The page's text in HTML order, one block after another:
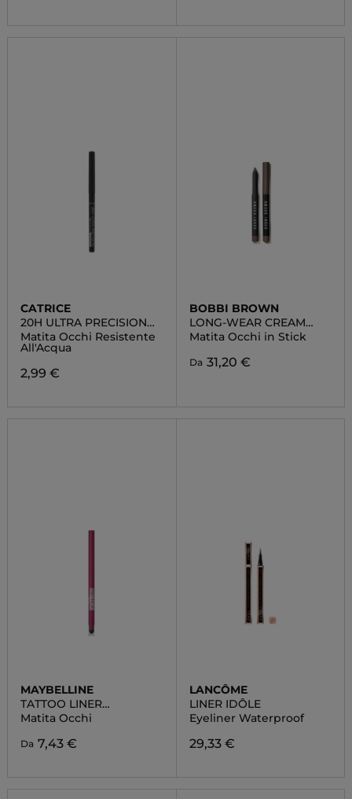
CATRICE
20H ULTRA PRECISION
GEL
Matita Occhi Resistente
All'Acqua
2,99 €
BOBBI BROWN
LONG-WEAR CREAM
LINER STICK
Matita Occhi in Stick
Da 31,20 €
MAYBELLINE
TATTOO LINER
AUTOMATIC GEL
Matita Occhi
Da 7,43 €
LANCÔME
LINER IDÔLE
Eyeliner Waterproof
29,33 €